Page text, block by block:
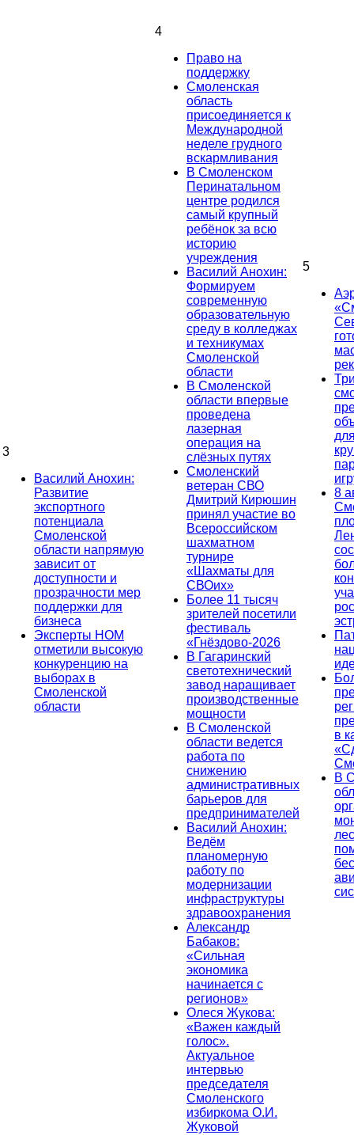
3
Василий Анохин:
Развитие
экспортного
потенциала
Смоленской
области напрямую
зависит от
доступности и
прозрачности мер
поддержки для
бизнеса
Эксперты НОМ
отметили высокую
конкуренцию на
выборах в
Смоленской
области
4
Право на
поддержку
Смоленская
область
присоединяется к
Международной
неделе грудного
вскармливания
В Смоленском
Перинатальном
центре родился
самый крупный
ребёнок за всю
историю
учреждения
Василий Анохин:
Формируем
современную
образовательную
среду в колледжах
и техникумах
Смоленской
области
В Смоленской
области впервые
проведена
лазерная
операция на
слёзных путях
Смоленский
ветеран СВО
Дмитрий Кирюшин
принял участие во
Всероссийском
шахматном
турнире
«Шахматы для
СВОих»
Более 11 тысяч
зрителей посетили
фестиваль
«Гнёздово-2026
В Гагаринский
светотехнический
завод наращивает
производственные
мощности
В Смоленской
области ведется
работа по
снижению
административных
барьеров для
предпринимателей
Василий Анохин:
Ведём
планомерную
работу по
модернизации
инфраструктуры
здравоохранения
Александр
Бабаков:
«Сильная
экономика
начинается с
регионов»
Олеся Жукова:
«Важен каждый
голос».
Актуальное
интервью
председателя
Смоленского
избиркома О.И.
Жуковой
5
8
в
В